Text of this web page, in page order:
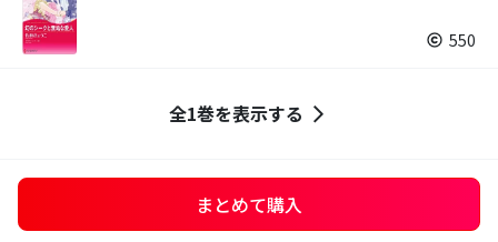
550
全1巻を表示する
まとめて購入